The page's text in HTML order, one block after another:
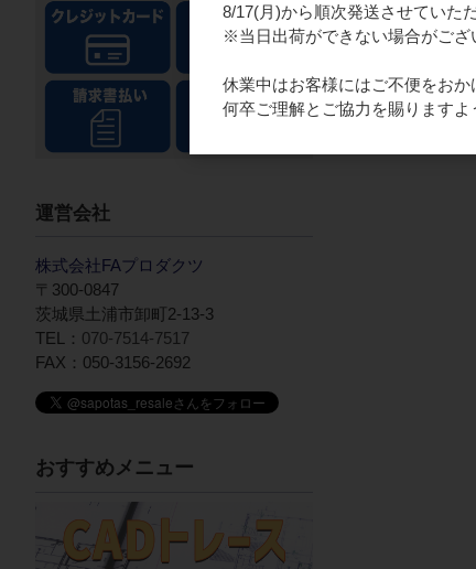
運営会社
株式会社FAプロダクツ
〒300-0847
茨城県土浦市卸町2-13-3
TEL： 070-7514-7517
FAX：050-3156-2692
おすすめメニュー
8/17(月)から順次発送させていた
※当日出荷ができない場合がござ
休業中はお客様にはご不便をおか
何卒ご理解とご協力を賜りますよ